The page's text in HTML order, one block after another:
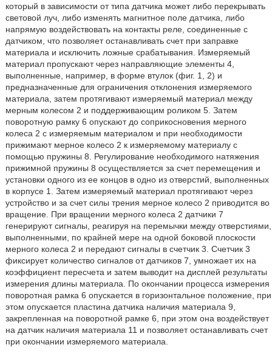
который в зависимости от типа датчика может либо перекрывать
световой луч, либо изменять магнитное поле датчика, либо
напрямую воздействовать на контакты реле, соединенные с
датчиком, что позволяет останавливать счет при заправке
материала и исключить ложные срабатывания. Измеряемый
материал пропускают через направляющие элементы 4,
выполненные, например, в форме втулок (фиг. 1, 2) и
предназначенные для ограничения отклонения измеряемого
материала, затем протягивают измеряемый материал между
мерным колесом 2 и поддерживающим роликом 5. Затем
поворотную рамку 6 опускают до соприкосновения мерного
колеса 2 с измеряемым материалом и при необходимости
прижимают мерное колесо 2 к измеряемому материалу с
помощью пружины 8. Регулирование необходимого натяжения
прижимной пружины 8 осуществляется за счет перемещения и
установки одного из ее концов в одно из отверстий, выполненных
в корпусе 1. Затем измеряемый материал протягивают через
устройство и за счет силы трения мерное колесо 2 приводится во
вращение. При вращении мерного колеса 2 датчики 7
генерируют сигналы, реагируя на перемычки между отверстиями,
выполненными, по крайней мере на одной боковой плоскости
мерного колеса 2 и передают сигналы в счетчик 3. Счетчик 3
фиксирует количество сигналов от датчиков 7, умножает их на
коэффициент пересчета и затем выводит на дисплей результаты
измерения длины материала. По окончании процесса измерения
поворотная рамка 6 опускается в горизонтальное положение, при
этом опускается пластина датчика наличия материала 9,
закрепленная на поворотной рамке 6, при этом она воздействует
на датчик наличия материала 11 и позволяет останавливать счет
при окончании измеряемого материала.